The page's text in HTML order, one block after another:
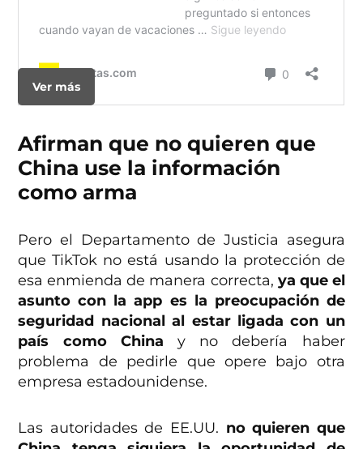
Ver más
Afirman que no quieren que
China use la información
como arma
Pero el Departamento de Justicia asegura
que TikTok no está usando la protección de
esa enmienda de manera correcta, ya que el
asunto con la app es la preocupación de
seguridad nacional al estar ligada con un
país como China y no debería haber
problema de pedirle que opere bajo otra
empresa estadounidense.
Las autoridades de EE.UU. no quieren que